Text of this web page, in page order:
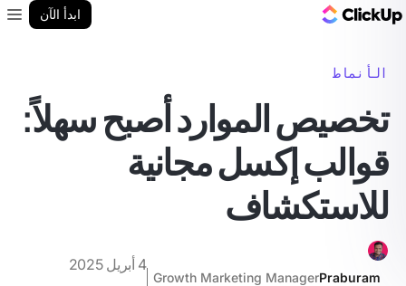
ابدأ الآن
الأنماط
تخصيص الموارد أصبح سهلاً:
قوالب إكسل مجانية
للاستكشاف
Praburam
Growth Marketing Manager
4 أبريل 2025